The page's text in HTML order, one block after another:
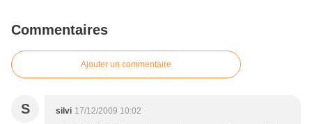
Commentaires
Ajouter un commentaire
S silvi 17/12/2009 10:02